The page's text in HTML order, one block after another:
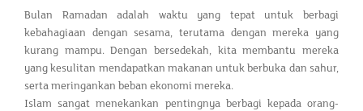
Bulan Ramadan adalah waktu yang tepat untuk berbagi
kebahagiaan dengan sesama, terutama dengan mereka yang
kurang mampu. Dengan bersedekah, kita membantu mereka
yang kesulitan mendapatkan makanan untuk berbuka dan sahur,
serta meringankan beban ekonomi mereka.
Islam sangat menekankan pentingnya berbagi kepada orang-